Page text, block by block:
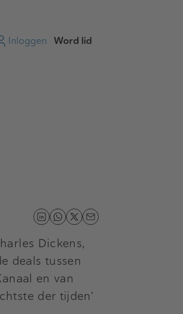
Inloggen Word lid
Dickens,
deals tussen
en van
der tijden’